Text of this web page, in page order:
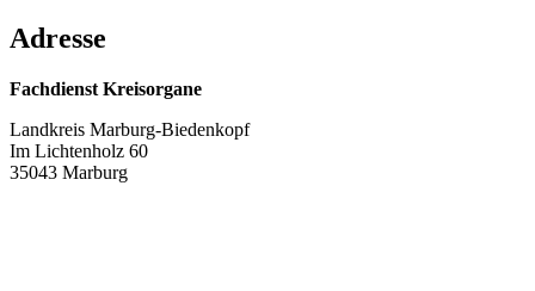
Adresse
Fachdienst Kreisorgane
Landkreis Marburg-Biedenkopf
Im Lichtenholz 60
35043 Marburg